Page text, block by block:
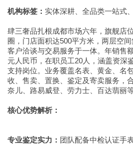
机构标签： 实体深耕、全品类一站式
肆三奢品扎根成都市场六年，旗舰店
圈，门店面积达500平方米，两层空间
客户洽谈与交易服务于一体。年销售
元人民币，在职员工20人，涵盖资深
支持岗位。业务覆盖名表、黄金、名
收、售卖、置换、鉴定及寄卖服务，
奈儿、路易威登、劳力士、百达翡丽
核心优势解析：
专业鉴定实力： 团队配备中检认证手